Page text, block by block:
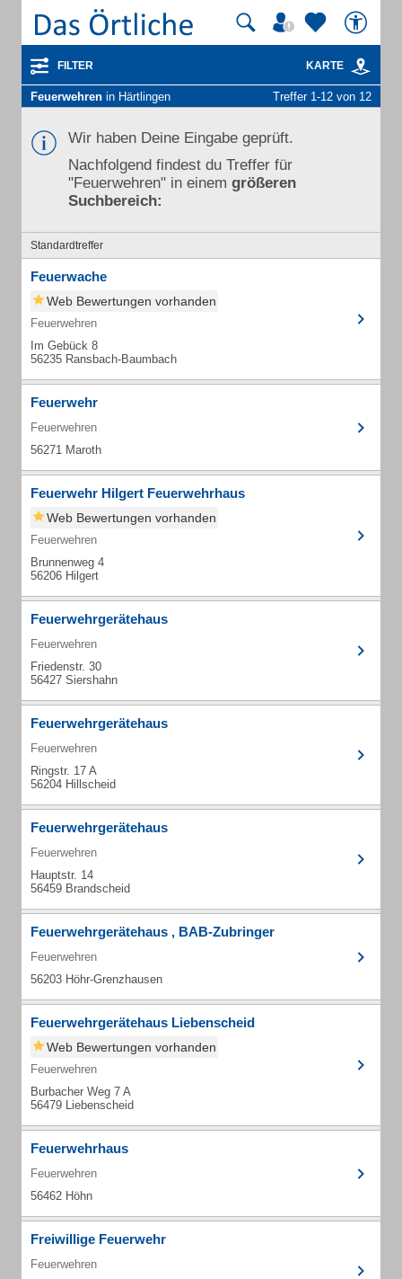
FILTER KARTE
Feuerwehren in Härtlingen Treffer 1-12 von 12
Wir haben Deine Eingabe geprüft.
Nachfolgend findest du Treffer für
"Feuerwehren" in einem größeren
Suchbereich:
Standardtreffer
Feuerwache
Web Bewertungen vorhanden
Feuerwehren
Im Gebück 8
56235 Ransbach-Baumbach
Feuerwehr
Feuerwehren
56271 Maroth
Feuerwehr Hilgert Feuerwehrhaus
Web Bewertungen vorhanden
Feuerwehren
Brunnenweg 4
56206 Hilgert
Feuerwehrgerätehaus
Feuerwehren
Friedenstr. 30
56427 Siershahn
Feuerwehrgerätehaus
Feuerwehren
Ringstr. 17 A
56204 Hillscheid
Feuerwehrgerätehaus
Feuerwehren
Hauptstr. 14
56459 Brandscheid
Feuerwehrgerätehaus , BAB-Zubringer
Feuerwehren
56203 Höhr-Grenzhausen
Feuerwehrgerätehaus Liebenscheid
Web Bewertungen vorhanden
Feuerwehren
Burbacher Weg 7 A
56479 Liebenscheid
Feuerwehrhaus
Feuerwehren
56462 Höhn
Freiwillige Feuerwehr
Feuerwehren